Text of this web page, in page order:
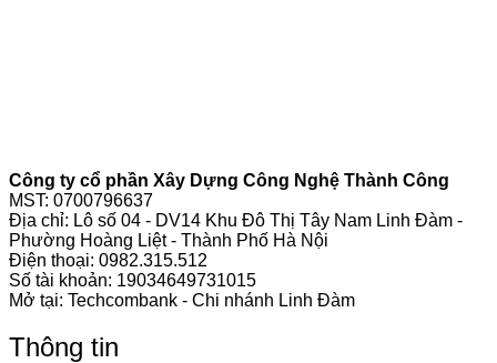
Công ty cổ phần Xây Dựng Công Nghệ Thành Công
MST: 0700796637
Địa chỉ: Lô số 04 - DV14 Khu Đô Thị Tây Nam Linh Đàm -
Phường Hoàng Liệt - Thành Phố Hà Nội
Điện thoại: 0982.315.512
Số tài khoản: 19034649731015
Mở tại: Techcombank - Chi nhánh Linh Đàm
Thông tin